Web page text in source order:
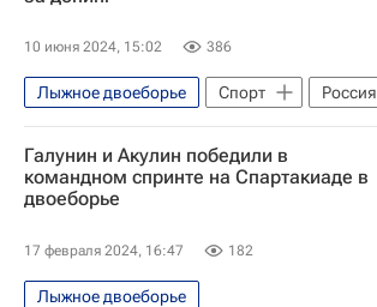
10 июня 2024, 15:02 386
Лыжное двоеборье Спорт
Россия
Александр Овсянников
РУСАДА
Галунин и Акулин победили в
командном спринте на Спартакиаде в
двоеборье
17 февраля 2024, 16:47 182
Лыжное двоеборье